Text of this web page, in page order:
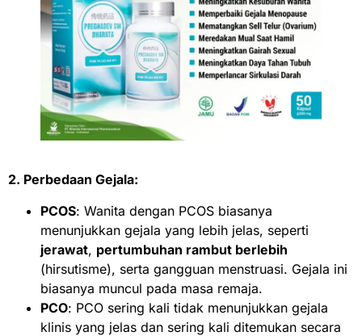
2. Perbedaan Gejala:
PCOS: Wanita dengan PCOS biasanya
menunjukkan gejala yang lebih jelas, seperti
jerawat, pertumbuhan rambut berlebih
(hirsutisme), serta gangguan menstruasi. Gejala ini
biasanya muncul pada masa remaja.
PCO: PCO sering kali tidak menunjukkan gejala
klinis yang jelas dan sering kali ditemukan secara